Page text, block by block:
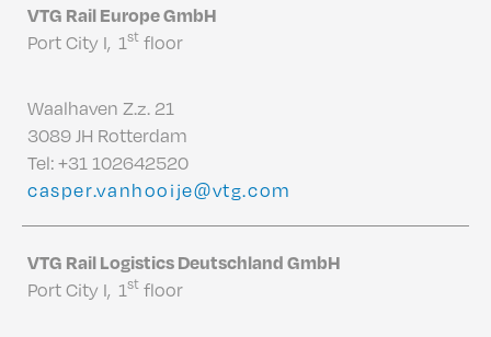
VTG Rail Europe GmbH
Port City I, 1st floor
Waalhaven Z.z. 21
3089 JH Rotterdam
Tel:+31 102642520
casper.vanhooije@vtg.com
VTG Rail Logistics Deutschland GmbH
Port City I, 1st floor